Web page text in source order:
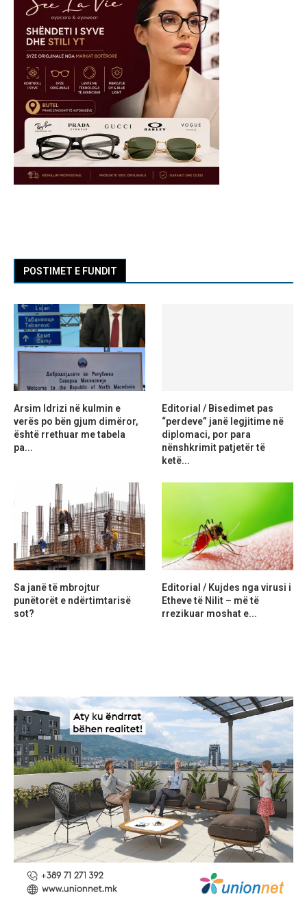
POSTIMET E FUNDIT
Arsim Idrizi në kulmin e
verës po bën gjum dimëror,
është rrethuar me tabela
pa...
Editorial / Bisedimet pas
“perdeve” janë legjitime në
diplomaci, por para
nënshkrimit patjetër të
ketë...
Sa janë të mbrojtur
punëtorët e ndërtimtarisë
sot?
Editorial / Kujdes nga virusi i
Etheve të Nilit – më të
rrezikuar moshat e...